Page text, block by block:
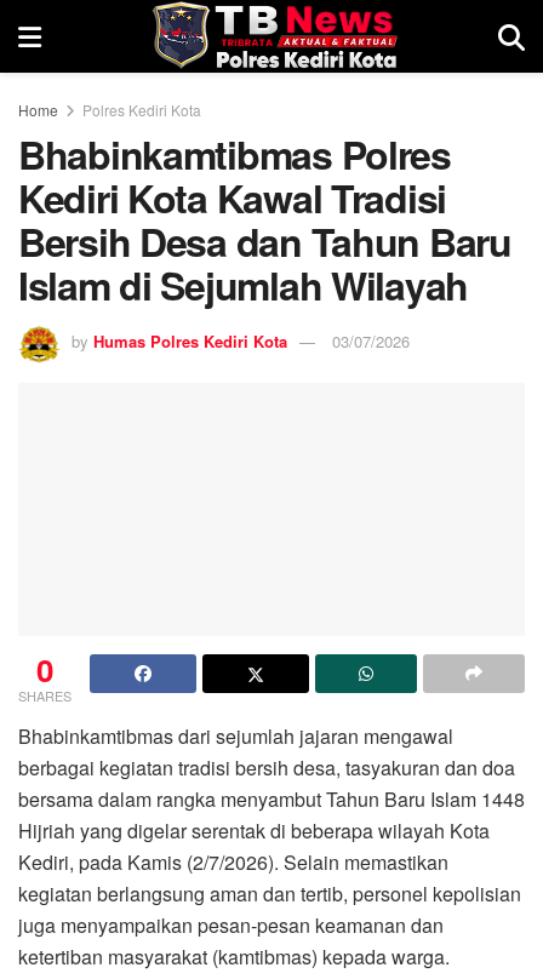
Home Polres Kediri Kota
Bhabinkamtibmas Polres
Kediri Kota Kawal Tradisi
Bersih Desa dan Tahun Baru
Islam di Sejumlah Wilayah
by Humas Polres Kediri Kota 03/07/2026
0
SHARES
Bhabinkamtibmas dari sejumlah jajaran mengawal
berbagai kegiatan tradisi bersih desa, tasyakuran dan doa
bersama dalam rangka menyambut Tahun Baru Islam 1448
Hijriah yang digelar serentak di beberapa wilayah Kota
Kediri, pada Kamis (2/7/2026). Selain memastikan
kegiatan berlangsung aman dan tertib, personel kepolisian
juga menyampaikan pesan-pesan keamanan dan
ketertiban masyarakat (kamtibmas) kepada warga.